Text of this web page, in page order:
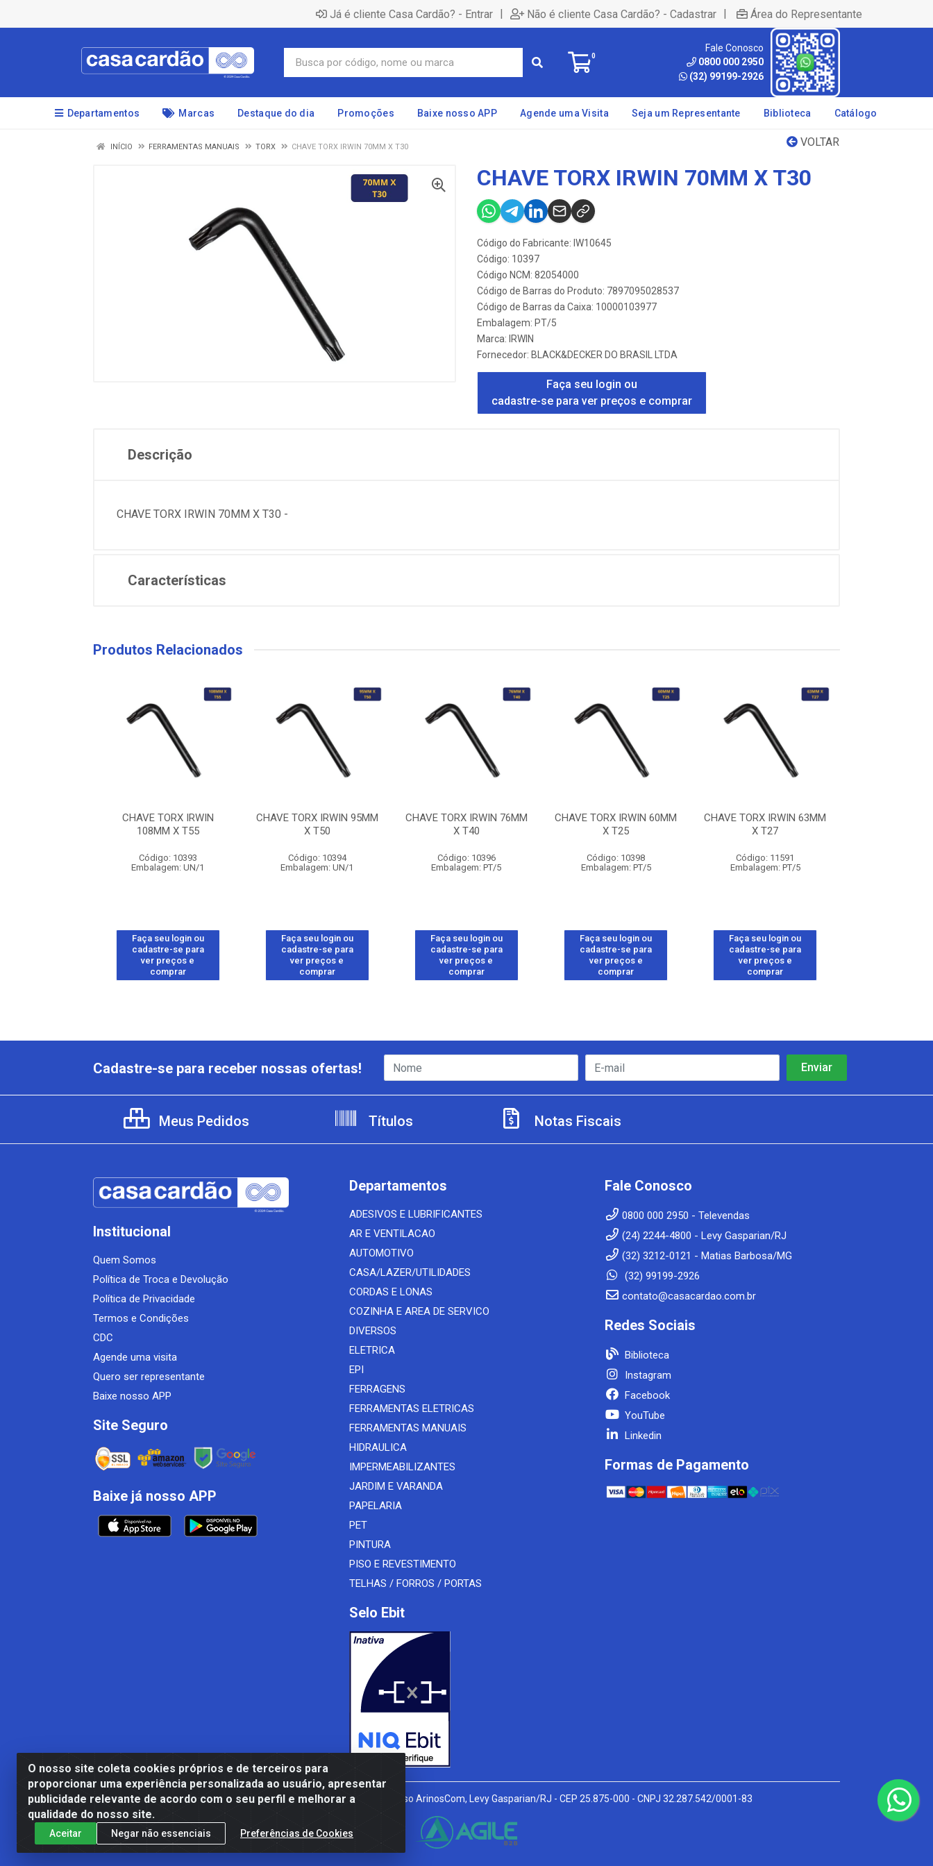
Já é cliente Casa Cardão? - Entrar | Não é cliente Casa Cardão? - Cadastrar | Área do Representante
0
Fale Conosco
0800 000 2950
(32) 99199-2926
Departamentos Marcas Destaque do dia Promoções Baixe nosso APP Agende uma Visita Seja um Representante Biblioteca Catálogo
VOLTAR
INÍCIO FERRAMENTAS MANUAIS TORX CHAVE TORX IRWIN 70MM X T30
CHAVE TORX IRWIN 70MM X T30
Código do Fabricante: IW10645
Código: 10397
Código NCM: 82054000
Código de Barras do Produto: 7897095028537
Código de Barras da Caixa: 10000103977
Embalagem: PT/5
Marca: IRWIN
Fornecedor: BLACK&DECKER DO BRASIL LTDA
Faça seu login ou
cadastre-se para ver preços e comprar
Descrição
CHAVE TORX IRWIN 70MM X T30 -
Características
Produtos Relacionados
CHAVE TORX IRWIN
108MM X T55
Código: 10393
Embalagem: UN/1
Faça seu login ou
cadastre-se para
ver preços e
comprar
CHAVE TORX IRWIN 95MM
X T50
Código: 10394
Embalagem: UN/1
Faça seu login ou
cadastre-se para
ver preços e
comprar
CHAVE TORX IRWIN 76MM
X T40
Código: 10396
Embalagem: PT/5
Faça seu login ou
cadastre-se para
ver preços e
comprar
CHAVE TORX IRWIN 60MM
X T25
Código: 10398
Embalagem: PT/5
Faça seu login ou
cadastre-se para
ver preços e
comprar
CHAVE TORX IRWIN 63MM
X T27
Código: 11591
Embalagem: PT/5
Faça seu login ou
cadastre-se para
ver preços e
comprar
O nosso site coleta cookies próprios e de terceiros para
proporcionar uma experiência personalizada ao usuário, apresentar
publicidade relevante de acordo com o seu perfil e melhorar a
qualidade do nosso site.
Aceitar Negar não essenciais Preferências de Cookies
Cadastre-se para receber nossas ofertas!
Meus Pedidos Títulos Notas Fiscais
Institucional
Quem Somos
Política de Troca e Devolução
Política de Privacidade
Termos e Condições
CDC
Agende uma visita
Quero ser representante
Baixe nosso APP
Site Seguro
Baixe já nosso APP
Departamentos
ADESIVOS E LUBRIFICANTES
AR E VENTILACAO
AUTOMOTIVO
CASA/LAZER/UTILIDADES
CORDAS E LONAS
COZINHA E AREA DE SERVICO
DIVERSOS
ELETRICA
EPI
FERRAGENS
FERRAMENTAS ELETRICAS
FERRAMENTAS MANUAIS
HIDRAULICA
IMPERMEABILIZANTES
JARDIM E VARANDA
PAPELARIA
PET
PINTURA
PISO E REVESTIMENTO
TELHAS / FORROS / PORTAS
Selo Ebit
Fale Conosco
0800 000 2950 - Televendas
(24) 2244-4800 - Levy Gasparian/RJ
(32) 3212-0121 - Matias Barbosa/MG
(32) 99199-2926
contato@casacardao.com.br
Redes Sociais
Biblioteca
Instagram
Facebook
YouTube
Linkedin
Formas de Pagamento
Casa Cardão LTDA - Av. Amaral Peixoto, 910 - Afonso ArinosCom, Levy Gasparian/RJ - CEP 25.875-000 - CNPJ 32.287.542/0001-83